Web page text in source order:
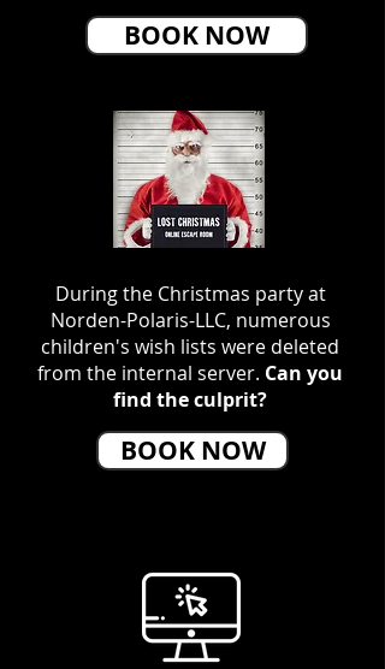
BOOK NOW
During the Christmas party at
Norden-Polaris-LLC, numerous
children's wish lists were deleted
from the internal server. Can you
find the culprit?
BOOK NOW
How does it work?